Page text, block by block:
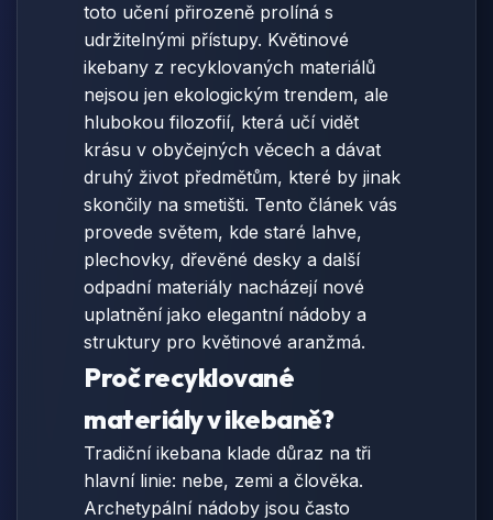
toto učení přirozeně prolíná s
udržitelnými přístupy. Květinové
ikebany z recyklovaných materiálů
nejsou jen ekologickým trendem, ale
hlubokou filozofií, která učí vidět
krásu v obyčejných věcech a dávat
druhý život předmětům, které by jinak
skončily na smetišti. Tento článek vás
provede světem, kde staré lahve,
plechovky, dřevěné desky a další
odpadní materiály nacházejí nové
uplatnění jako elegantní nádoby a
struktury pro květinové aranžmá.
Proč recyklované
materiály v ikebaně?
Tradiční ikebana klade důraz na tři
hlavní linie: nebe, zemi a člověka.
Archetypální nádoby jsou často